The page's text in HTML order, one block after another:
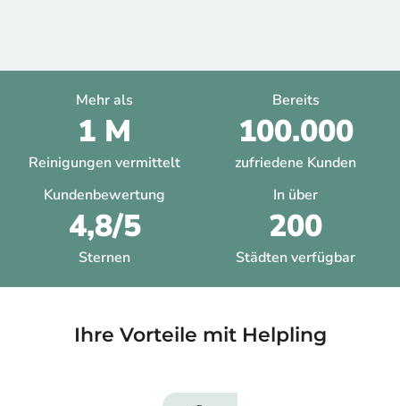
Mehr als
1 M
Reinigungen vermittelt
Bereits
100.000
zufriedene Kunden
Kundenbewertung
4,8/5
Sternen
In über
200
Städten verfügbar
Ihre Vorteile mit Helpling​